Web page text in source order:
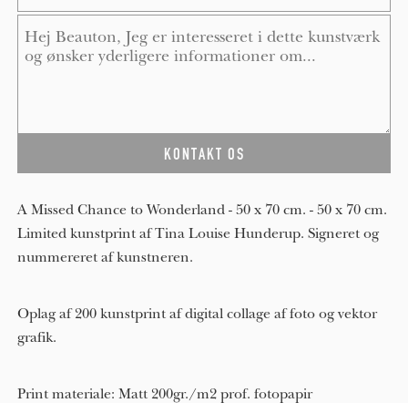
A Missed Chance to Wonderland - 50 x 70 cm. - 50 x 70 cm.
Limited kunstprint af Tina Louise Hunderup. Signeret og
nummereret af kunstneren.
Oplag af 200 kunstprint af digital collage af foto og vektor
grafik.
Print materiale: Matt 200gr./m2 prof. fotopapir